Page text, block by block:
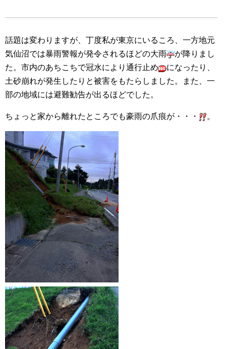
話題は変わりますが、丁度私が東京にいるころ、一方地元
気仙沼では暴雨警報が発令されるほどの大雨
が降りまし
た。市内のあちこちで冠水により通行止め
になったり、
土砂崩れが発生したりと被害をもたらしました。また、一
部の地域には避難勧告が出るほどでした。
ちょっと家から離れたところでも豪雨の爪痕が・・・ 。